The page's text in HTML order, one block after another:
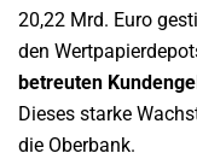
20,22 Mrd. Euro
den
betreuten
Dieses starke
die Oberbank.